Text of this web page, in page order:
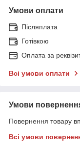
Умови оплати
Післяплата
Готівкою
Оплата за
Всі умови оплати
Умови
Повернення товару
Всі умови